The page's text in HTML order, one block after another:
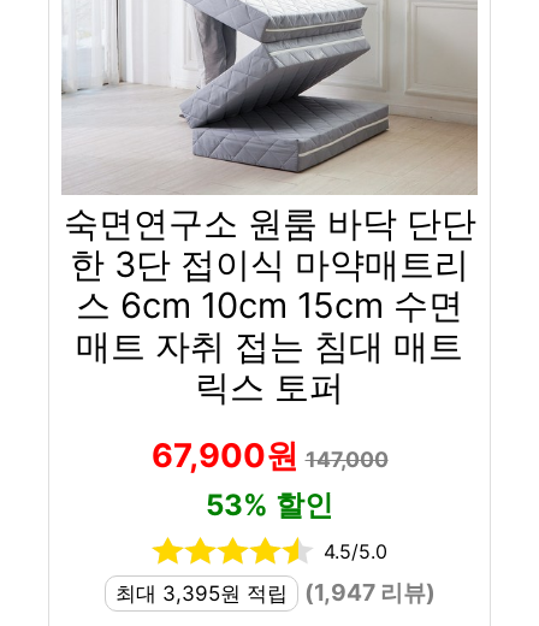
숙면연구소 원룸 바닥 단단
한 3단 접이식 마약매트리
스 6cm 10cm 15cm 수면
매트 자취 접는 침대 매트
릭스 토퍼
67,900원147,000
53% 할인
4.5/5.0
최대 3,395원 적립
(1,947 리뷰)